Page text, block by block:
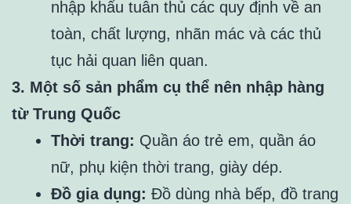
nhập khẩu tuân thủ các quy định về an
toàn, chất lượng, nhãn mác và các thủ
tục hải quan liên quan.
3. Một số sản phẩm cụ thể nên nhập hàng
từ Trung Quốc
Thời trang: Quần áo trẻ em, quần áo
nữ, phụ kiện thời trang, giày dép.
Đồ gia dụng: Đồ dùng nhà bếp, đồ trang